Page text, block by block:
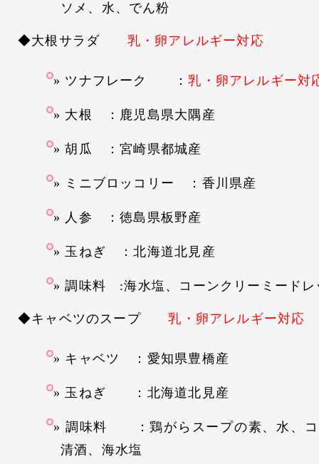
ソメ、水、でん粉
◆大根サラダ 乳・卵アレルギー対応
ツナフレーク ：乳・卵アレルギー対
大根 ：鹿児島県大隅産
胡瓜 ：宮崎県都城産
ミニブロッコリー ：香川県産
人参 ：徳島県板野産
玉ねぎ ：北海道北見産
調味料 :海水塩、コーンクリーミードレ
◆キャベツのスープ乳・卵アレルギー対応
キャベツ ：愛知県豊橋産
玉ねぎ ：北海道北見産
調味料 ：鶏がらスープの素、水、コ
清酒、海水塩